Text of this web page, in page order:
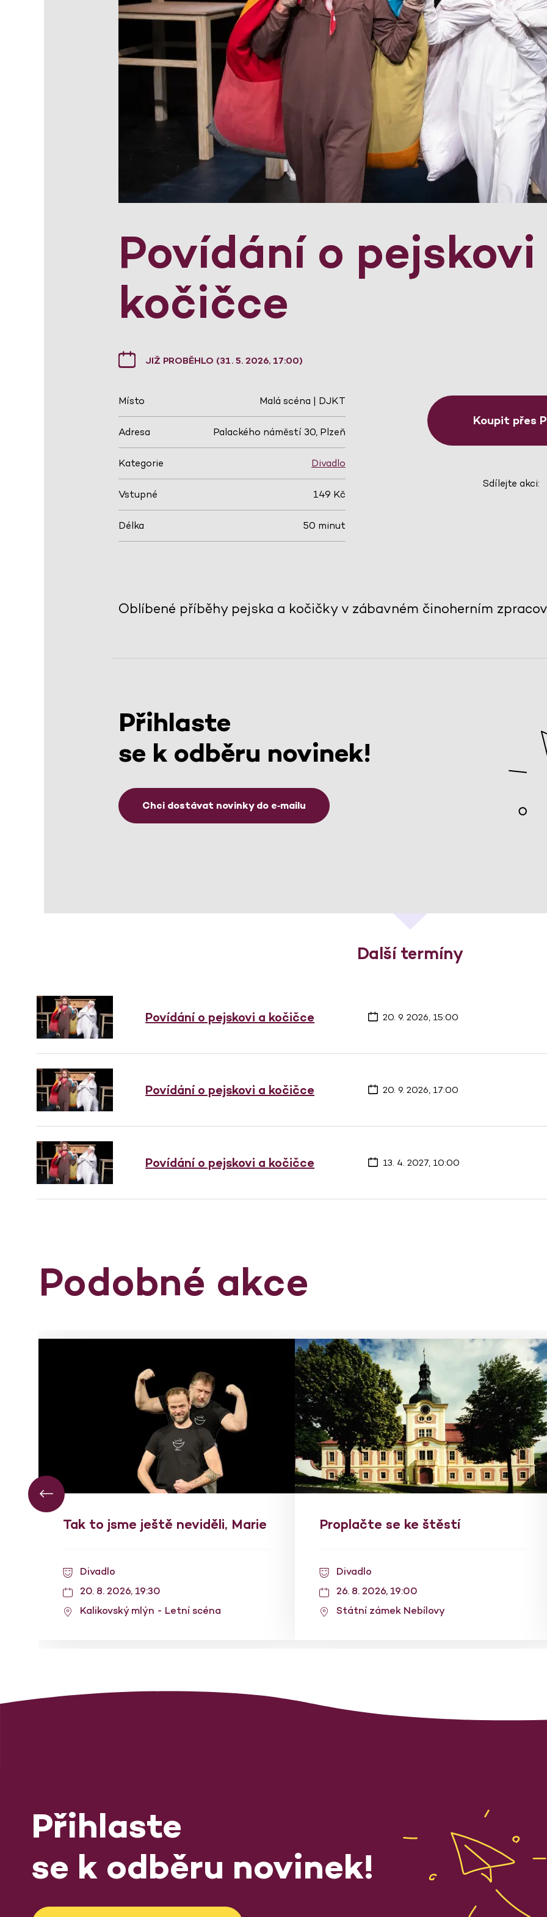
Povídání o
kočičce
JIŽ PROBĚHLO (31. 5. 2026, 17:00)
Místo Malá scéna | DJKT
Adresa Palackého náměstí 30, Plzeň
Kategorie Divadlo
Vstupné 149 Kč
Délka 50 minut
Koupit přes
Sdílejte akci:
Oblíbené příběhy pejska a kočičky v zábavném činoherním
Přihlaste
se k odběru novinek!
Chci dostávat novinky do e‑mailu
Další termíny
Povídání o pejskovi a kočičce 20. 9. 2026, 15:00
Povídání o pejskovi a kočičce 20. 9. 2026, 17:00
Povídání o pejskovi a kočičce 13. 4. 2027, 10:00
Podobné akce
Tak to jsme ještě neviděli, Marie
Divadlo
20. 8. 2026, 19:30
Kalikovský mlýn - Letní scéna
Proplačte se ke štěstí
Divadlo
26. 8. 2026, 19:00
Státní zámek Nebílovy
Přihlaste
se k odběru novinek!